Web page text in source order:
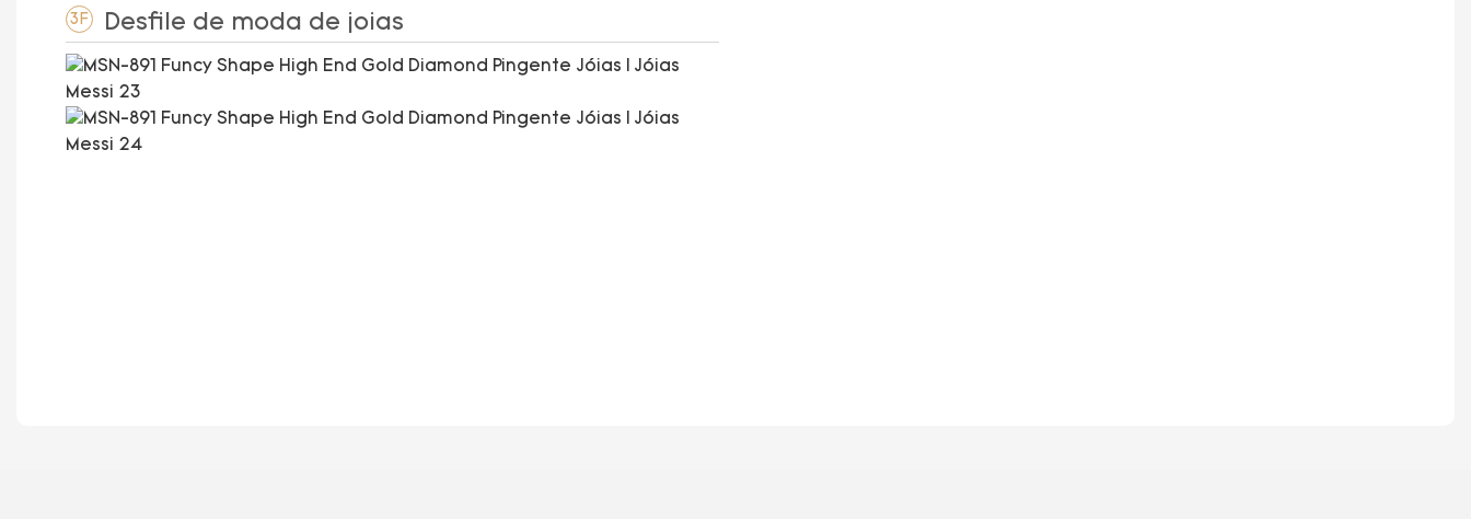
3F Desfile de moda de joias